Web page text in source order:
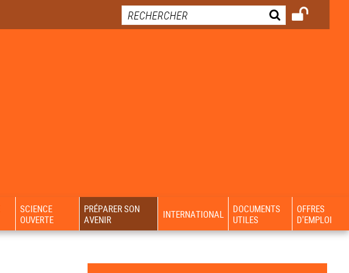
SCIENCE
OUVERTE
PRÉPARER SON
AVENIR
INTERNATIONAL
DOCUMENTS
UTILES
OFFRES
D'EMPLOI